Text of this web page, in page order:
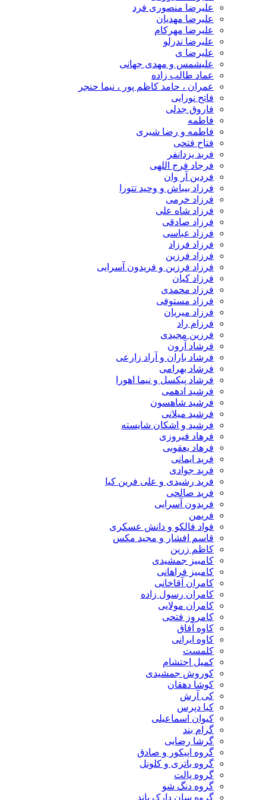
علیرضا منصوری فرد
علیرضا مهدیان
علیرضا مهرکام
علیرضا ندرلو
علیرضا ی
علیشمس و مهدی جهانی
عماد طالب زاده
عمران ، حامد کاظم پور ، نیما حنجر
فاتح نورایی
فاروق جدلی
فاطمه
فاطمه و رضا شیری
فتاح فتحی
فربد یزدانفر
فرجاد فرج اللهی
فردین آر وان
فرزاد بیباش و وحید تتورا
فرزاد خرمی
فرزاد شاه علی
فرزاد صادقی
فرزاد عباسی
فرزاد فرزاد
فرزاد فرزین
فرزاد فرزین و فریدون آسرایی
فرزاد کیان
فرزاد محمدی
فرزاد مستوفی
فرزاد میریان
فرزام راد
فرزین مجیدی
فرشاد آرون
فرشاد باران و آراد زارعی
فرشاد بهرامی
فرشاد پیکسل و نیما اهورا
فرشید ادهمی
فرشید شاهسون
فرشید میلانی
فرشید و اشکان شایسته
فرهاد فیروزی
فرهاد یعقوبی
فرید ایمانی
فرید جوادی
فرید رشیدی و علی فرین کیا
فرید صالحی
فریدون آسرایی
فریمن
فواد فالکو و دانش عسکری
قاسم افشار و مجید مکس
کاظم زرین
کامبیز جمشیدی
کامبیز فراهانی
کامران آقاخانی
کامران رسول زاده
کامران مولایی
کامروز فتحی
کاوه آفاق
کاوه ایرانی
کلمست
کمیل احتشام
کوروش جمشیدی
کوشا دهقان
کی آرش
کیا دپرس
کیوان اسماعیلی
گرام بند
گرشا رضایی
گروه اپیکور و صادق
گروه باتری و کلونل
گروه پالت
گروه دنگ شو
گروه سان دارک باند